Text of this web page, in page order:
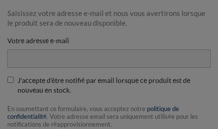
Saisissez votre adresse e-mail et nous vous avertirons lorsque
le produit sera de nouveau disponible.
Votre adresse e-mail
J'accepte d'être notifié par email lorsque ce produit est de
nouveau en stock.
En soumettant ce formulaire, vous acceptez notre politique de
confidentialité. Votre adresse email sera uniquement utilisée pour les
notifications de réapprovisionnement.